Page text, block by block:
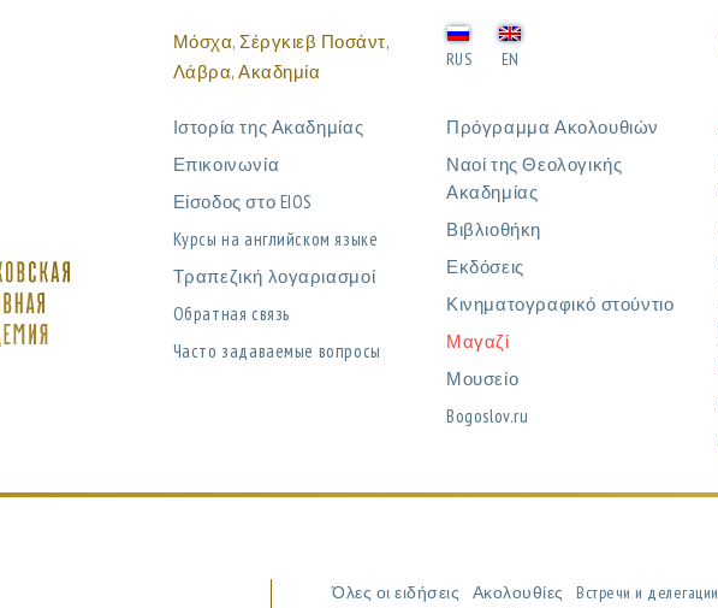
Μόσχα, Σέργκιεβ Ποσάντ,
Λάβρα, Ακαδημία
RUS EN
Ιστορία της Ακαδημίας
Επικοινωνία
Είσοδος στο EIOS
Курсы на английском языке
Τραπεζική λογαριασμοί
Обратная связь
Часто задаваемые вопросы
Πρόγραμμα Ακολουθιών
Ναοί της Θεολογικής
Ακαδημίας
Βιβλιοθήκη
Εκδόσεις
Κινηματογραφικό στούντιο
Μαγαζί
Μουσείο
Bogoslov.ru
Όλες οι ειδήσεις Ακολουθίες
Встречи и делегации